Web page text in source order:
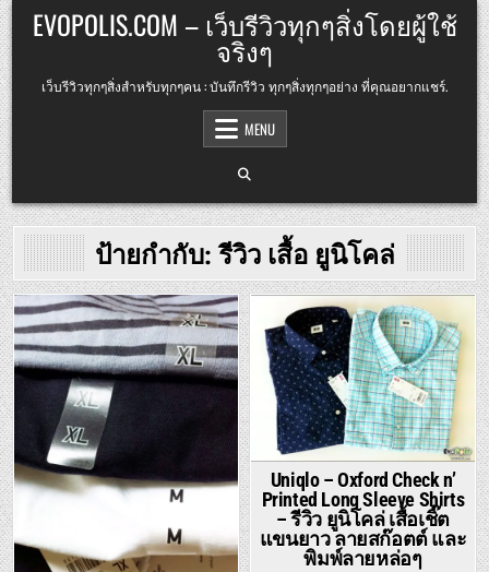
Skip
to
content
EVOPOLIS.COM – เว็บรีวิวทุกๆสิ่งโดยผู้ใช้
จริงๆ
เว็บรีวิวทุกๆสิ่งสำหรับทุกๆคน : บันทึกรีวิว ทุกๆสิ่งทุกๆอย่าง ที่คุณอยากแชร์.
MENU
ป้ายกำกับ:รีวิว เสื้อ ยูนิโคล่
Posted
in
Posted
in
Uniqlo – Oxford Check n’
Printed Long Sleeve Shirts
– รีวิว ยูนิโคล่ เสื้อเชิ๊ต
แขนยาว ลายสก๊อตต์ และ
พิมพ์ลายหล่อๆ